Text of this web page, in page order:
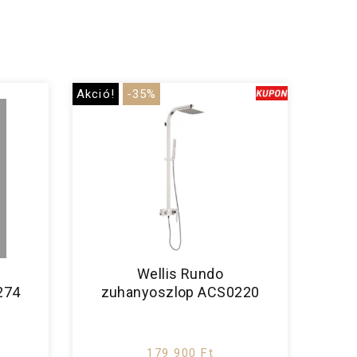
Akció! -35%
Wellis Rundo
zuhanyoszlop ACS0220
179 900 Ft